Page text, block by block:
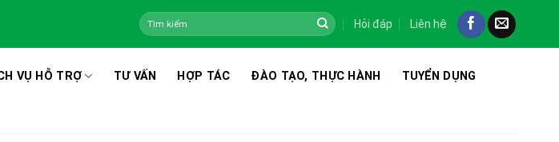
Hỏi đáp Liên hệ
VỤ HỖ TRỢ TƯ VẤN HỢP TÁC ĐÀO TẠO, THỰC HÀNH TUYỂN DỤNG